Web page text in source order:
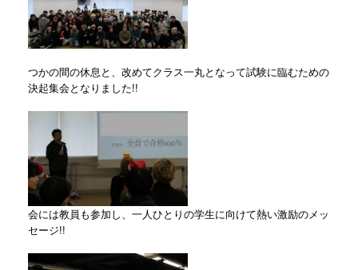
つかの間の休息と、改めてクラス一丸となって試験に臨むための
決起集会となりました!!
会には教員も参加し、一人ひとりの学生に向けて熱い激励のメッ
セージ!!